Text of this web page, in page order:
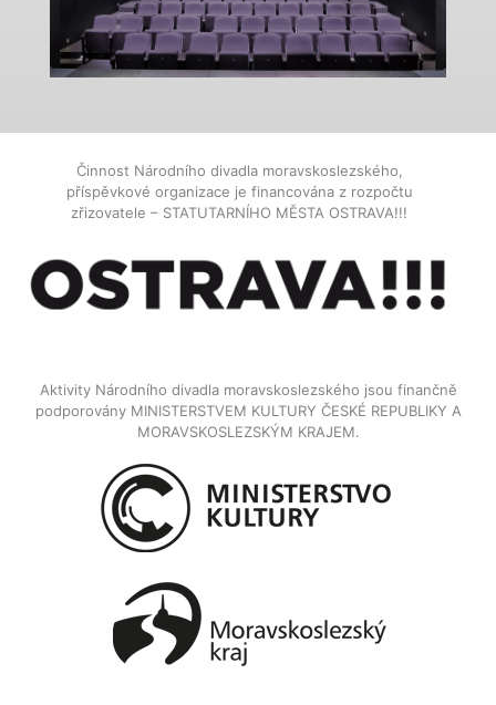
Činnost Národního divadla moravskoslezského,
příspěvkové organizace je financována z rozpočtu
zřizovatele – STATUTARNÍHO MĚSTA OSTRAVA!!!
Aktivity Národního divadla moravskoslezského jsou finančně
podporovány MINISTERSTVEM KULTURY ČESKÉ REPUBLIKY A
MORAVSKOSLEZSKÝM KRAJEM.